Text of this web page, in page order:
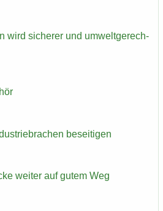
wird si­che­rer und um­welt­ge­rech­
be­sei­ti­gen
wei­ter auf gutem Weg